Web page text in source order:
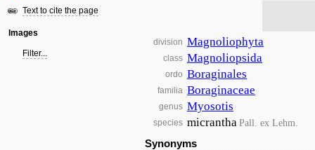
Text to cite the page
Images
Filter...
division Magnoliophyta
class Magnoliopsida
ordo Boraginales
familia Boraginaceae
genus Myosotis
species micranthaPall. ex Lehm.
Synonyms